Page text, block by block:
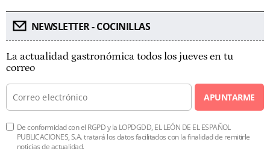
NEWSLETTER - COCINILLAS
La actualidad gastronómica todos los jueves en tu
correo
APUNTARME
De conformidad con el RGPD y la LOPDGDD, EL LEÓN DE EL ESPAÑOL
PUBLICACIONES, S.A. tratará los datos facilitados con la finalidad de remitirle
noticias de actualidad.